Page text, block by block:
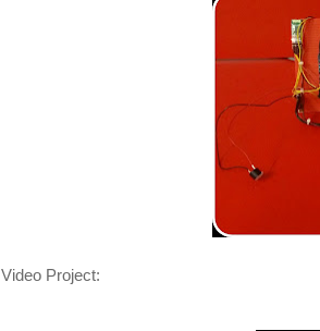
Video Project: